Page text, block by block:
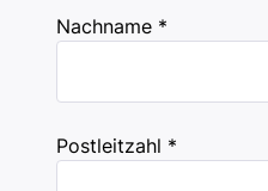
Nachname *
Postleitzahl *